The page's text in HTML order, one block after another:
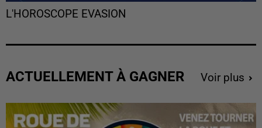
L'HOROSCOPE EVASION
ACTUELLEMENT À GAGNER Voir plus